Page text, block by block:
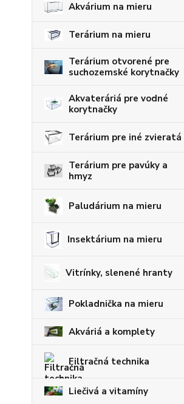
Akvárium na mieru
Terárium na mieru
Terárium otvorené pre
suchozemské korytnačky
Akvateráriá pre vodné
korytnačky
Terárium pre iné zvieratá
Terárium pre pavúky a
hmyz
Paludárium na mieru
Insektárium na mieru
Vitrínky, slenené hranty
Pokladnička na mieru
Akváriá a komplety
Filtračná technika
Liečivá a vitamíny